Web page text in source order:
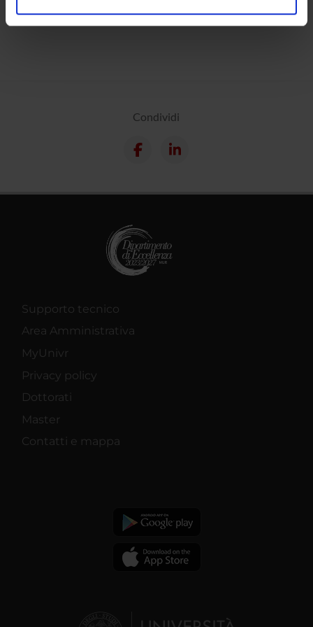
analizzare il nostro traffico. Condividiamo inoltre
Condividi
Supporto tecnico
Area Amministrativa
MyUnivr
Privacy policy
Dottorati
Master
Contatti e mappa